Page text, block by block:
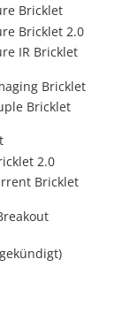
Bricklet
Bricklet 2.0
IR Bricklet
Bricklet
Bricklet
2.0
Bricklet